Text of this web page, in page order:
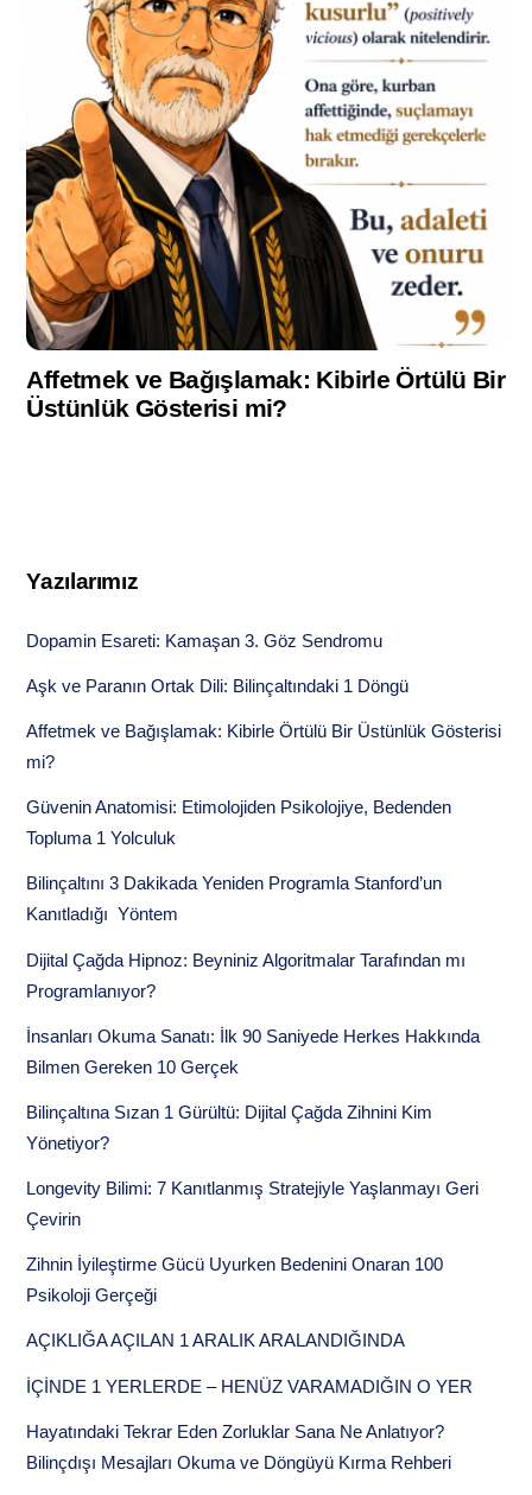
Affetmek ve Bağışlamak: Kibirle Örtülü Bir
Üstünlük Gösterisi mi?
Yazılarımız
Dopamin Esareti: Kamaşan 3. Göz Sendromu
Aşk ve Paranın Ortak Dili: Bilinçaltındaki 1 Döngü
Affetmek ve Bağışlamak: Kibirle Örtülü Bir Üstünlük Gösterisi
mi?
Güvenin Anatomisi: Etimolojiden Psikolojiye, Bedenden
Topluma 1 Yolculuk
Bilinçaltını 3 Dakikada Yeniden Programla Stanford’un
Kanıtladığı Yöntem
Dijital Çağda Hipnoz: Beyniniz Algoritmalar Tarafından mı
Programlanıyor?
İnsanları Okuma Sanatı: İlk 90 Saniyede Herkes Hakkında
Bilmen Gereken 10 Gerçek
Bilinçaltına Sızan 1 Gürültü: Dijital Çağda Zihnini Kim
Yönetiyor?
Longevity Bilimi: 7 Kanıtlanmış Stratejiyle Yaşlanmayı Geri
Çevirin
Zihnin İyileştirme Gücü Uyurken Bedenini Onaran 100
Psikoloji Gerçeği
AÇIKLIĞA AÇILAN 1 ARALIK ARALANDIĞINDA
İÇİNDE 1 YERLERDE – HENÜZ VARAMADIĞIN O YER
Hayatındaki Tekrar Eden Zorluklar Sana Ne Anlatıyor?
Bilinçdışı Mesajları Okuma ve Döngüyü Kırma Rehberi